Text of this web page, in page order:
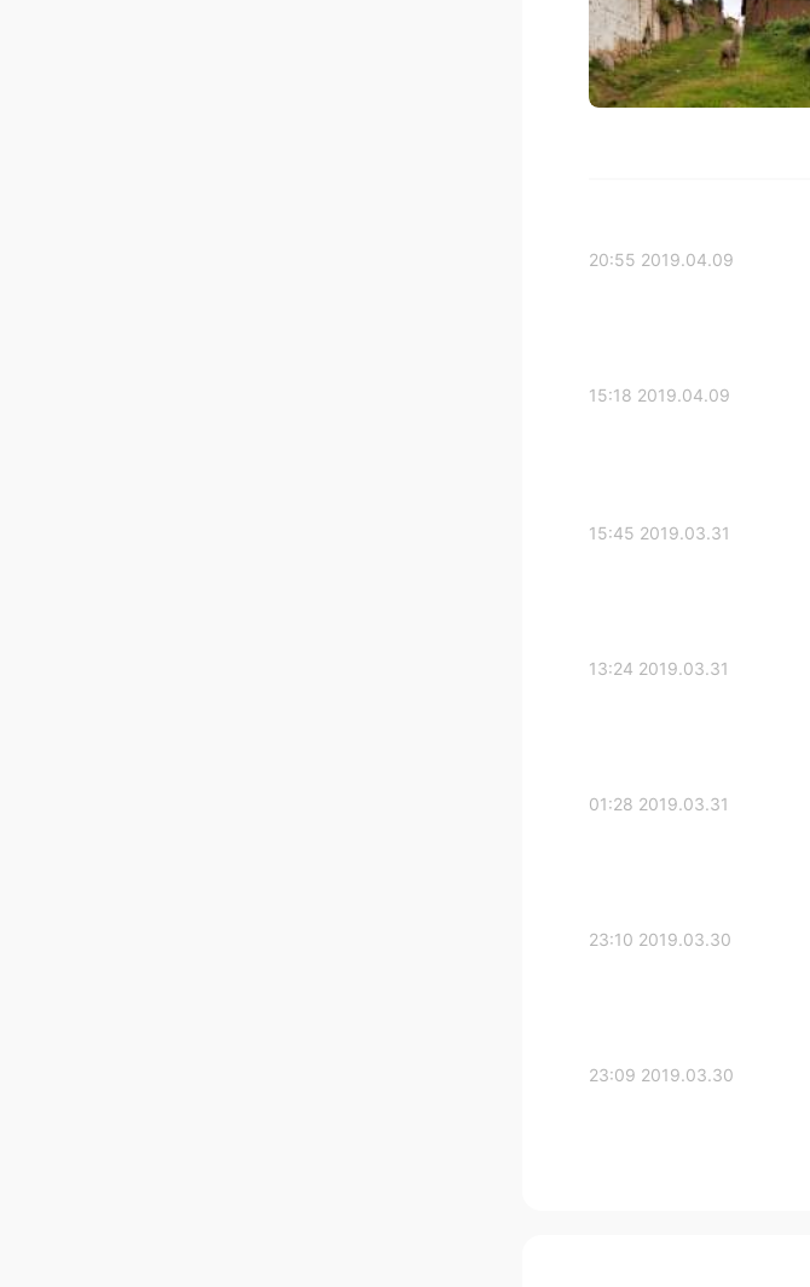
2019.04.09 20:55
2019.04.09 15:18
2019.03.31 15:45
2019.03.31 13:24
2019.03.31 01:28
2019.03.30 23:10
2019.03.30 23:09